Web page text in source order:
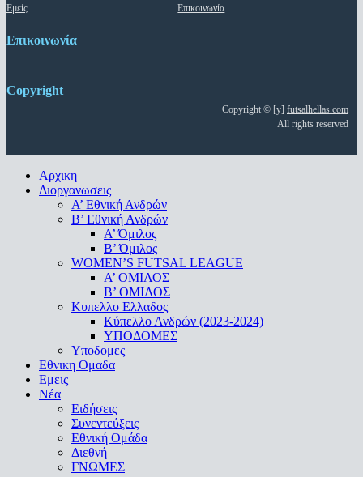
Εμείς
Επικοινωνία
Επικοινωνία
Copyright
Copyright © [y] futsalhellas.com
All rights reserved
Close
Menu
Αρχικη
Διοργανωσεις
Α’ Εθνική Ανδρών
Β’ Εθνική Ανδρών
A’ Όμιλος
Β’ Όμιλος
WOMEN’S FUTSAL LEAGUE
A’ ΟΜΙΛΟΣ
Β’ ΟΜΙΛΟΣ
Κυπελλο Ελλαδος
Κύπελλο Ανδρών (2023-2024)
ΥΠΟΔΟΜΕΣ
Υποδομες
Εθνικη Ομαδα
Εμεις
Νέα
Ειδήσεις
Συνεντεύξεις
Εθνική Ομάδα
Διεθνή
ΓΝΩΜΕΣ